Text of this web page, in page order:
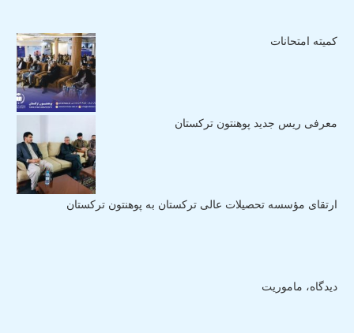
کمیته امتحانات
معرفی ریس جدید پوهنتون ترکستان
ارتقای مؤسسه تحصیلات عالی ترکستان به پوهنتون ترکستان
دیدگاه، ماموریت